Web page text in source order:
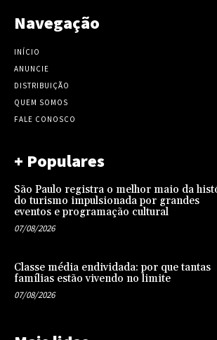
Navegação
INÍCIO
ANUNCIE
DISTRIBUIÇÃO
QUEM SOMOS
FALE CONOSCO
+ Populares
São Paulo registra o melhor maio da
do turismo impulsionada por grandes
eventos e programação cultural
07/08/2026
Classe média endividada: por que tantas
famílias estão vivendo no limite
07/08/2026